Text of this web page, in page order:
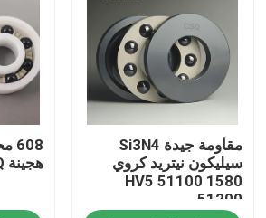
منزل
مقاومة جيدة Si3N4
سيليكون نيتريد كروي
1580 HV5 51100
51200
هجينة ABEC 7 CSQ